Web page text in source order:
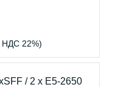
22%)
/ 2 x E5-2650